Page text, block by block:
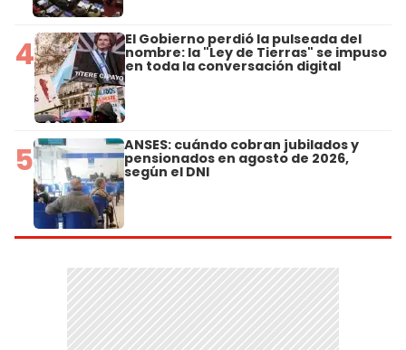
4 El Gobierno perdió la pulseada del
nombre: la "Ley de Tierras" se impuso
en toda la conversación digital
5 ANSES: cuándo cobran jubilados y
pensionados en agosto de 2026,
según el DNI